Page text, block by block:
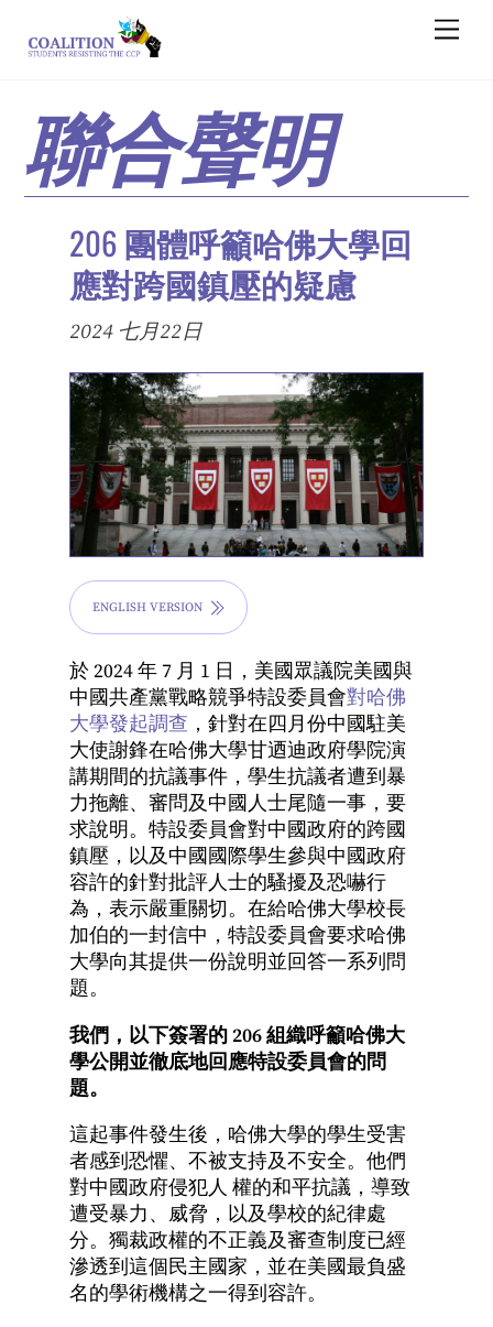
content
聯合聲明
206團體呼籲哈佛大學回
應對跨國鎮壓的疑慮
2024 七月22日
ENGLISH VERSION
於 2024 年 7 月 1 日，美國眾議院美國與
中國共產黨戰略競爭特設委員會對哈佛
大學發起調查 ，針對在四月份中國駐美
大使謝鋒在哈佛大學甘迺迪政府學院演
講期間的抗議事件，學生抗議者遭到暴
力拖離、審問及中國人士尾隨一事，要
求說明。特設委員會對中國政府的跨國
鎮壓，以及中國國際學生參與中國政府
容許的針對批評人士的騷擾及恐嚇行
為，表示嚴重關切。在給哈佛大學校長
加伯的一封信中，特設委員會要求哈佛
大學向其提供一份說明並回答一系列問
題。
我們，以下簽署的 206 組織呼籲哈佛大
學公開並徹底地回應特設委員會的問
題。
這起事件發生後，哈佛大學的學生受害
者感到恐懼、不被支持及不安全。他們
對中國政府侵犯人 權的和平抗議，導致
遭受暴力、威脅，以及學校的紀律處
分。獨裁政權的不正義及審查制度已經
滲透到這個⺠主國家，並在美國最負盛
名的學術機構之一得到容許。